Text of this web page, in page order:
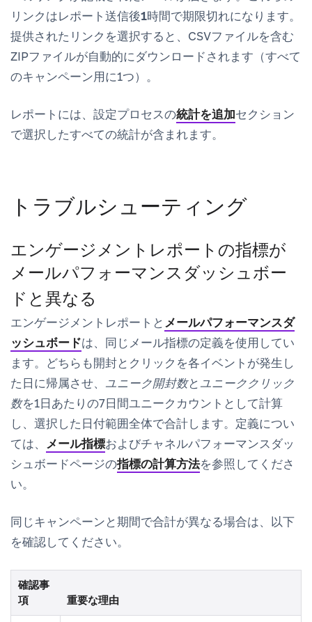
リンクはレポート送信後1時間で期限切れになります。
提供されたリンクを選択すると、CSVファイルを含む
ZIPファイルが自動的にダウンロードされます（すべて
のキャンペーン用に1つ）。
レポートには、設定プロセスの統計を追加セクション
で選択したすべての統計が含まれます。
トラブルシューティング
エンゲージメントレポートの指標が
メールパフォーマンスダッシュボー
ドと異なる
エンゲージメントレポートとメールパフォーマンスダ
ッシュボードは、同じメール指標の定義を使用してい
ます。どちらも開封とクリックを各イベントが発生し
た日に帰属させ、 ユニーク開封数とユニーククリック
数を1日あたりの7日間ユニークカウントとして計算
し、選択した日付範囲全体で合計します。定義につい
ては、 メール指標およびチャネルパフォーマンスダッ
シュボードページの指標の計算方法を参照してくださ
い。
同じキャンペーンと期間で合計が異なる場合は、以下
を確認してください。
確認事
項
重要な理由